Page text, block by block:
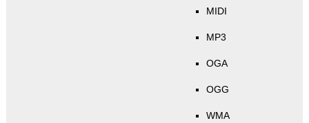
MIDI
MP3
OGA
OGG
WMA